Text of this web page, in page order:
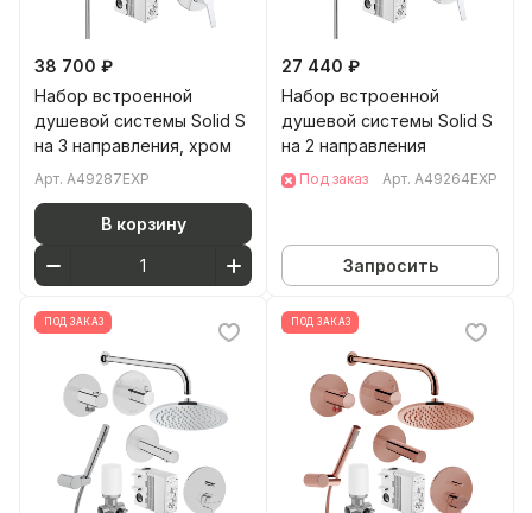
38 700 ₽
Набор встроенной
душевой системы Solid S
на 3 направления, хром
Арт. A49287EXP
В корзину
27 440 ₽
Набор встроенной
душевой системы Solid S
на 2 направления
Под заказ Арт. A49264EXP
Запросить
ПОД ЗАКАЗ ПОД ЗАКАЗ